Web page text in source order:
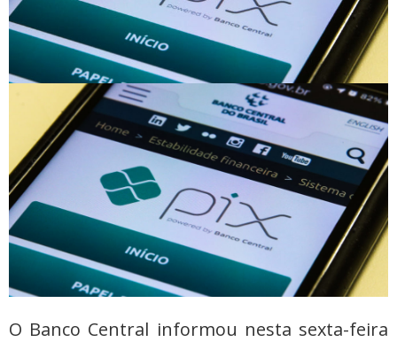
O Banco Central informou nesta sexta-feira